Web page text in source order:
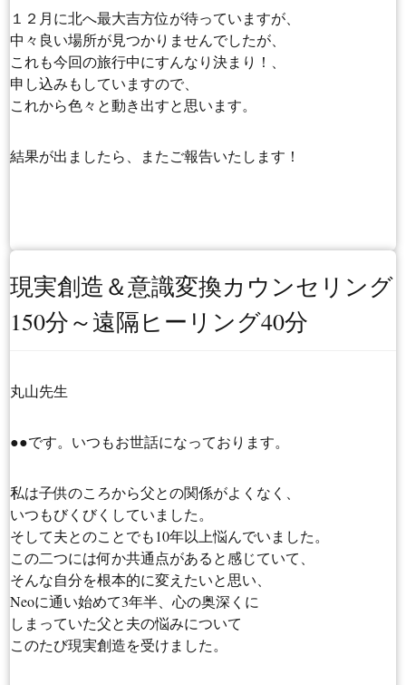
１２月に北へ最大吉方位が待っていますが、
中々良い場所が見つかりませんでしたが、
これも今回の旅行中にすんなり決まり！、
申し込みもしていますので、
これから色々と動き出すと思います。
結果が出ましたら、またご報告いたします！
現実創造＆意識変換カウンセリング
150分～遠隔ヒーリング40分
丸山先生
●●です。いつもお世話になっております。
私は子供のころから父との関係がよくなく、
いつもびくびくしていました。
そして夫とのことでも10年以上悩んでいました。
この二つには何か共通点があると感じていて、
そんな自分を根本的に変えたいと思い、
Neoに通い始めて3年半、心の奥深くに
しまっていた父と夫の悩みについて
このたび現実創造を受けました。